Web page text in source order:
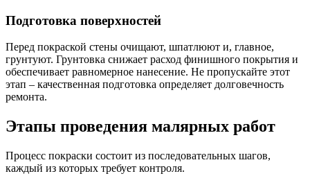
Подготовка поверхностей
Перед покраской стены очищают, шпатлюют и, главное,
грунтуют. Грунтовка снижает расход финишного покрытия и
обеспечивает равномерное нанесение. Не пропускайте этот
этап – качественная подготовка определяет долговечность
ремонта.
Этапы проведения малярных работ
Процесс покраски состоит из последовательных шагов,
каждый из которых требует контроля.